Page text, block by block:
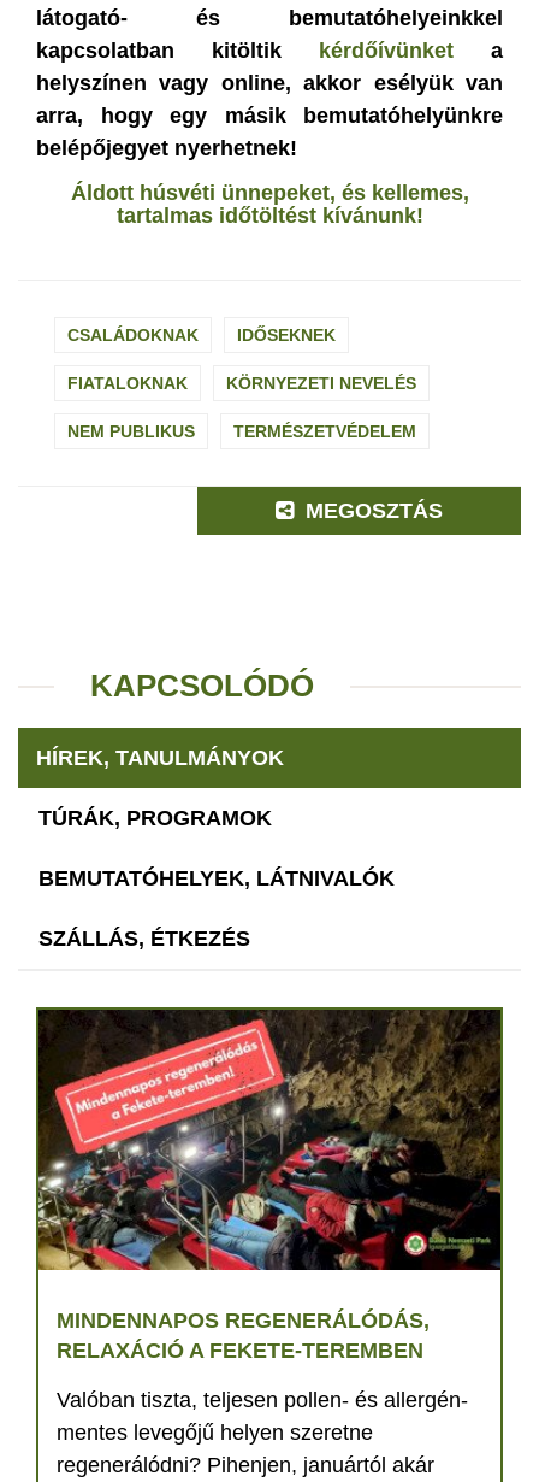
látogató- és bemutatóhelyeinkkel
kapcsolatban kitöltik
kérdőívünket a
helyszínen vagy online, akkor esélyük van
arra, hogy egy másik bemutatóhelyünkre
belépőjegyet nyerhetnek!
Áldott húsvéti ünnepeket, és kellemes,
tartalmas időtöltést kívánunk!
CSALÁDOKNAK IDŐSEKNEK
FIATALOKNAK KÖRNYEZETI NEVELÉS
NEM PUBLIKUS TERMÉSZETVÉDELEM
MEGOSZTÁS
KAPCSOLÓDÓ
HÍREK, TANULMÁNYOK
TÚRÁK, PROGRAMOK
BEMUTATÓHELYEK, LÁTNIVALÓK
SZÁLLÁS, ÉTKEZÉS
MINDENNAPOS REGENERÁLÓDÁS,
RELAXÁCIÓ A FEKETE-TEREMBEN
Valóban tiszta, teljesen pollen- és allergén-
mentes levegőjű helyen szeretne
regenerálódni? Pihenjen, januártól akár